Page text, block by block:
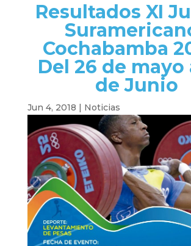
Resultados XI
Cochabamba
Del 26 de mayo
de Junio
Jun 4, 2018 | Noticias